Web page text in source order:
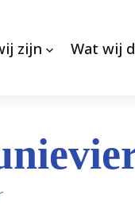
zijn Wat wij